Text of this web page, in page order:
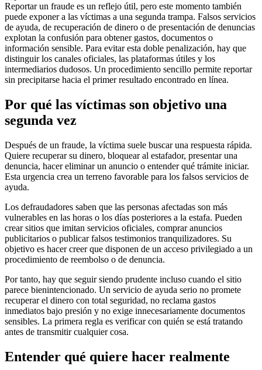
Reportar un fraude es un reflejo útil, pero este momento también
puede exponer a las víctimas a una segunda trampa. Falsos servicios
de ayuda, de recuperación de dinero o de presentación de denuncias
explotan la confusión para obtener gastos, documentos o
información sensible. Para evitar esta doble penalización, hay que
distinguir los canales oficiales, las plataformas útiles y los
intermediarios dudosos. Un procedimiento sencillo permite reportar
sin precipitarse hacia el primer resultado encontrado en línea.
Por qué las víctimas son objetivo una
segunda vez
Después de un fraude, la víctima suele buscar una respuesta rápida.
Quiere recuperar su dinero, bloquear al estafador, presentar una
denuncia, hacer eliminar un anuncio o entender qué trámite iniciar.
Esta urgencia crea un terreno favorable para los falsos servicios de
ayuda.
Los defraudadores saben que las personas afectadas son más
vulnerables en las horas o los días posteriores a la estafa. Pueden
crear sitios que imitan servicios oficiales, comprar anuncios
publicitarios o publicar falsos testimonios tranquilizadores. Su
objetivo es hacer creer que disponen de un acceso privilegiado a un
procedimiento de reembolso o de denuncia.
Por tanto, hay que seguir siendo prudente incluso cuando el sitio
parece bienintencionado. Un servicio de ayuda serio no promete
recuperar el dinero con total seguridad, no reclama gastos
inmediatos bajo presión y no exige innecesariamente documentos
sensibles. La primera regla es verificar con quién se está tratando
antes de transmitir cualquier cosa.
Entender qué quiere hacer realmente